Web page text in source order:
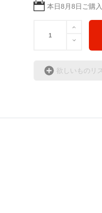
本日8月8日 ご購入
欲しいものリ